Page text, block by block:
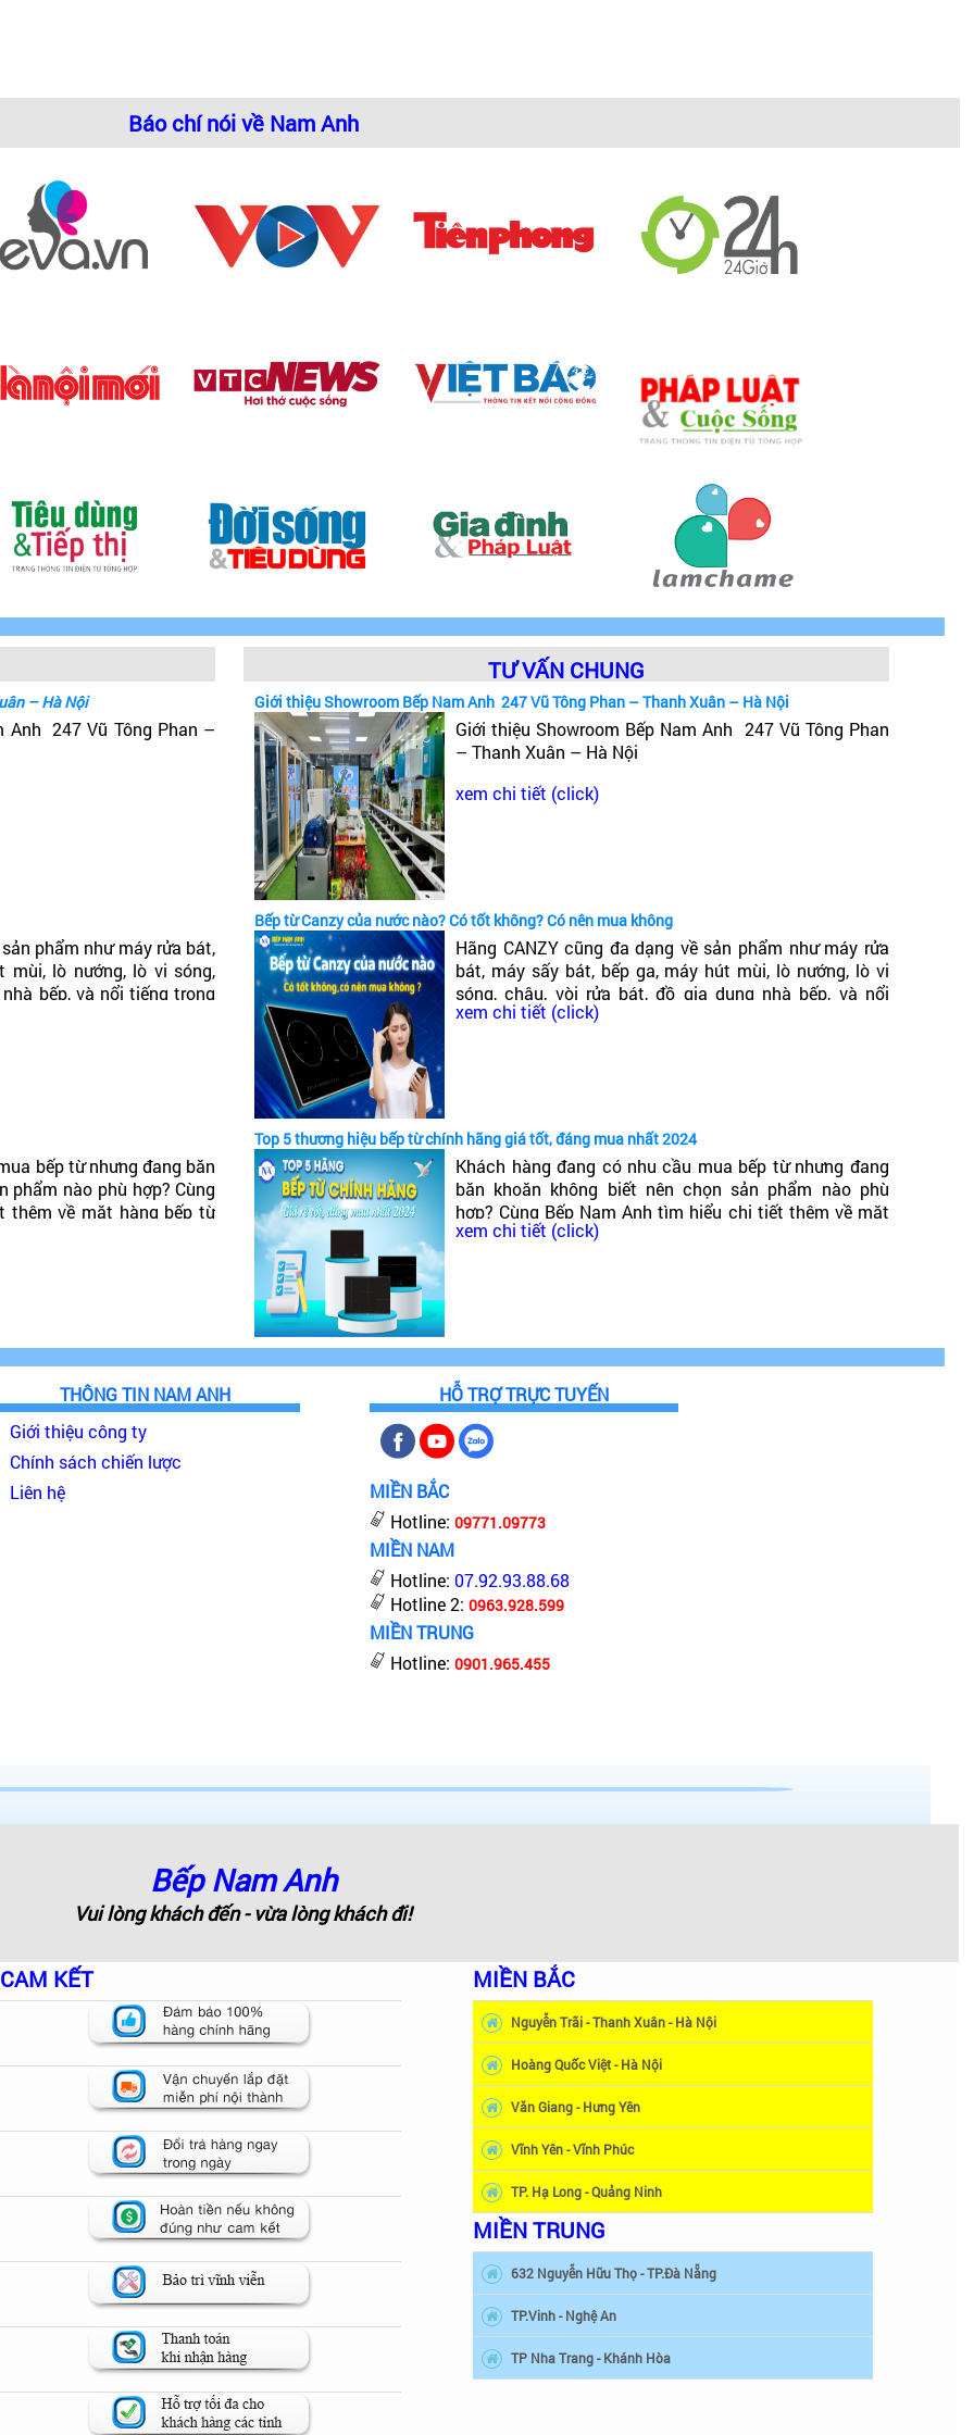
Báo chí nói về Nam Anh
– Hà Nội
Anh 247 Vũ Tông Phan –
phẩm như máy rửa bát,
mùi, lò nướng, lò vi sóng,
bếp, và nổi tiếng trong
bếp từ nhưng đang băn
phẩm nào phù hợp? Cùng
thêm về mặt hàng bếp từ
TƯ VẤN CHUNG
Giới thiệu Showroom Bếp Nam Anh 247 Vũ Tông Phan – Thanh Xuân – Hà Nội
Giới thiệu Showroom Bếp Nam Anh 247 Vũ Tông Phan
– Thanh Xuân – Hà Nội
xem chi tiết (click)
Bếp từ Canzy của nước nào? Có tốt không? Có nên mua không
Hãng CANZY cũng đa dạng về sản phẩm như máy rửa
bát, máy sấy bát, bếp ga, máy hút mùi, lò nướng, lò vi
sóng, chậu, vòi rửa bát, đồ gia dụng nhà bếp, và nổi
tiếng trong đó có dòng bếp từ Canzy. Vậy Bếp từ Canzy
xem chi tiết (click)
Top 5 thương hiệu bếp từ chính hãng giá tốt, đáng mua nhất 2024
Khách hàng đang có nhu cầu mua bếp từ nhưng đang
băn khoăn không biết nên chọn sản phẩm nào phù
hợp? Cùng Bếp Nam Anh tìm hiểu chi tiết thêm về mặt
hàng bếp từ giá phải chăng, chất lượng cao, đáng mua
xem chi tiết (click)
THÔNG TIN NAM ANH
Giới thiệu công ty
Chính sách chiến lược
Liên hệ
HỖ TRỢ TRỰC TUYẾN
MIỀN BẮC
Hotline:09771.09773
MIỀN NAM
Hotline:07.92.93.88.68
Hotline 2:0963.928.599
MIỀN TRUNG
Hotline:0901.965.455
Bếp Nam Anh
Vui lòng khách đến - vừa lòng khách đi!
CAM KẾT MIỀN BẮC
Nguyễn Trãi - Thanh Xuân - Hà Nội
Hoàng Quốc Việt - Hà Nội
Văn Giang - Hưng Yên
Vĩnh Yên - Vĩnh Phúc
TP. Hạ Long - Quảng Ninh
MIỀN TRUNG
632 Nguyễn Hữu Thọ - TP.Đà Nẵng
TP.Vinh - Nghệ An
TP Nha Trang - Khánh Hòa